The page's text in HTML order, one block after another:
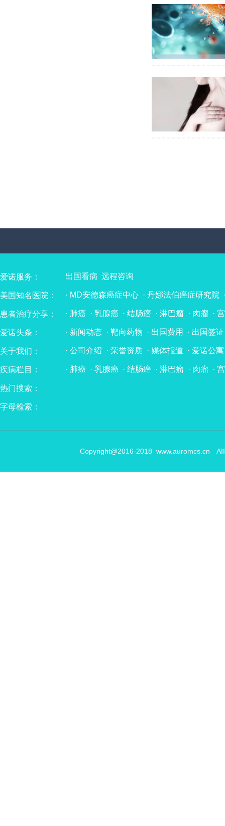
爱诺服务： 出国看病 远程咨询
美国知名医院： · MD安德森癌症中心 · 丹娜法伯癌症研究院
· Mayo Clinic 梅奥诊所 · 麻省总医院 · 纽约
希望之城（国际癌症研究与治疗中心） ·
费城儿童医院 · 宾夕法尼亚大学附属医院 ·
加州大学洛杉矶分校医学中心 ·
华盛顿大
患者治疗分享： · 肺癌 · 乳腺癌 · 结肠癌 · 淋巴瘤 · 肉瘤 ·
· 胆管癌 · 膀胱癌 · 神经内分泌肿瘤 · 头颈
神经母细胞瘤 · 肾母细胞瘤 · 肝母细胞瘤 ·
胰腺癌 · 腺样囊性癌 十二指肠癌 · 唾液
重大疾病（非肿瘤）
爱诺头条： · 新闻动态 · 靶向药物 · 出国费用 · 出国签证
关于我们： · 公司介绍 · 荣誉资质 · 媒体报道 · 爱诺公寓
疾病栏目： · 肺癌 · 乳腺癌 · 结肠癌 · 淋巴瘤 · 肉瘤 ·
热门搜索：
字母检索：
Copyright@2016-2018 www.auromcs.cn